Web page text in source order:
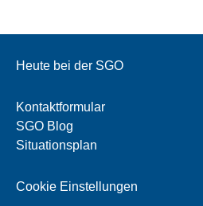
Heute bei der SGO
Kontaktformular
SGO Blog
Situationsplan
Cookie Einstellungen